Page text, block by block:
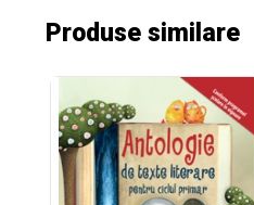
Produse similare